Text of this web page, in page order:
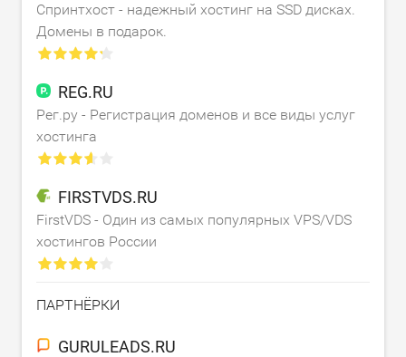
Спринтхост - надежный хостинг на SSD дисках.
Домены в подарок.
REG.RU
Рег.ру - Регистрация доменов и все виды услуг
хостинга
FIRSTVDS.RU
FirstVDS - Один из самых популярных VPS/VDS
хостингов России
ПАРТНЁРКИ
GURULEADS.RU